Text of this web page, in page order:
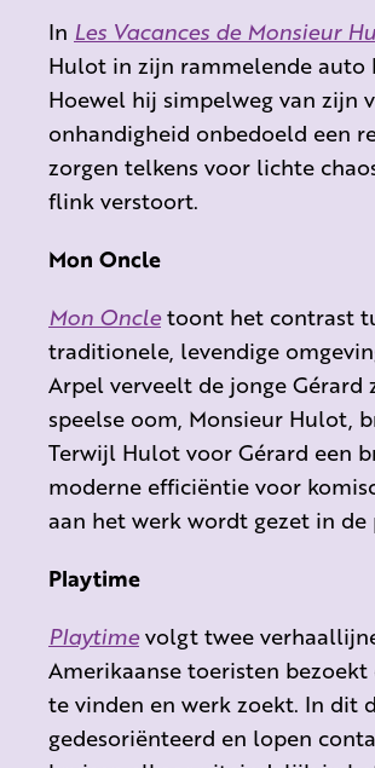
In Les Vacances de Monsieur
Hulot in zijn rammelende auto
Hoewel hij simpelweg van zijn
onhandigheid onbedoeld een
zorgen telkens voor lichte
flink verstoort.
Mon Oncle
Mon Oncletoont het contrast
traditionele, levendige
Arpel verveelt de jonge Gérard
speelse oom, Monsieur Hulot,
Terwijl Hulot voor Gérard een
moderne efficiëntie voor
aan het werk wordt gezet in
Playtime
Playtimevolgt twee
Amerikaanse toeristen
te vinden en werk zoekt. In dit
gedesoriënteerd en lopen